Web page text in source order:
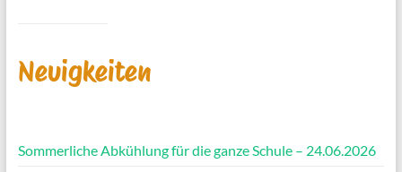
Neuigkeiten
Sommerliche Abkühlung für die ganze Schule – 24.06.2026